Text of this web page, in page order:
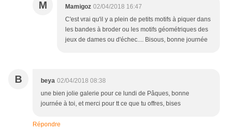
M Mamigoz 02/04/2018 16:47
C'est vrai qu'il y a plein de petits motifs à piquer dans
les bandes à broder ou les motifs géométriques des
jeux de dames ou d'échec.... Bisous, bonne journée
B beya 02/04/2018 08:38
une bien jolie galerie pour ce lundi de Pâques, bonne
journée à toi, et merci pour tt ce que tu offres, bises
Répondre